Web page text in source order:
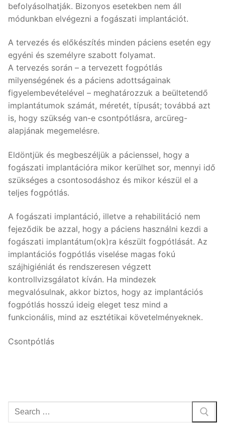
befolyásolhatják. Bizonyos esetekben nem áll
módunkban elvégezni a fogászati implantációt.
A tervezés és előkészítés minden páciens esetén egy
egyéni és személyre szabott folyamat.
A tervezés során – a tervezett fogpótlás
milyenségének és a páciens adottságainak
figyelembevételével – meghatározzuk a beültetendő
implantátumok számát, méretét, típusát; továbbá azt
is, hogy szükség van-e csontpótlásra, arcüreg-
alapjának megemelésre.
Eldöntjük és megbeszéljük a pácienssel, hogy a
fogászati implantációra mikor kerülhet sor, mennyi idő
szükséges a csontosodáshoz és mikor készül el a
teljes fogpótlás.
A fogászati implantáció, illetve a rehabilitáció nem
fejeződik be azzal, hogy a páciens használni kezdi a
fogászati implantátum(ok)ra készült fogpótlását. Az
implantációs fogpótlás viselése magas fokú
szájhigiéniát és rendszeresen végzett
kontrollvizsgálatot kíván. Ha mindezek
megvalósulnak, akkor biztos, hogy az implantációs
fogpótlás hosszú ideig eleget tesz mind a
funkcionális, mind az esztétikai követelményeknek.
Csontpótlás
Keresése: